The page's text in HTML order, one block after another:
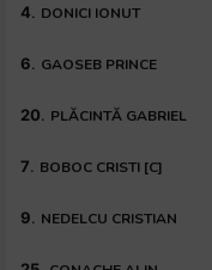
4. DONICI IONUT
6. GAOSEB PRINCE
20. PLĂCINTĂ GABRIEL
7. BOBOC CRISTI [C]
9. NEDELCU CRISTIAN